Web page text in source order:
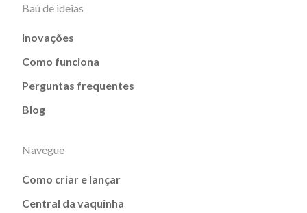
Baú de ideias
Inovações
Como funciona
Perguntas frequentes
Blog
Navegue
Como criar e lançar
Central da vaquinha